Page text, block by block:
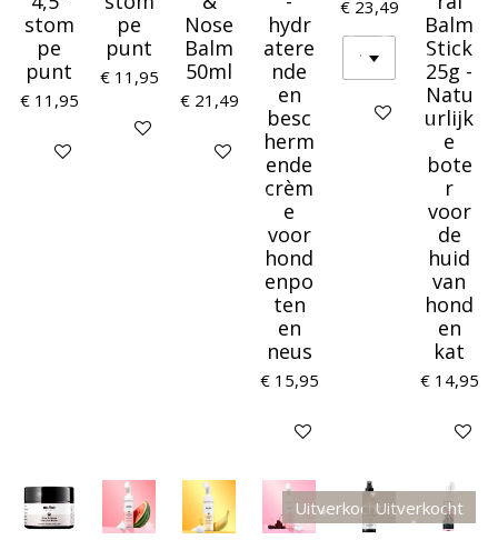
stom
pe
punt
€ 11,95
Houd mij op de hoogte
pe
punt
€ 11,95
In winkelwagen
Nose
Balm
50ml
€ 21,49
Houd mij op de hoogte
hydr
atere
nde
en
besc
herm
ende
crèm
e
voor
hond
enpo
ten
en
neus
€ 15,95
Houd mij op de hoogte
€ 23,49
Houd mij op de
Balm
Stick
25g -
Natu
urlijk
e
bote
r
voor
de
huid
van
hond
en
kat
€ 14,95
In
UitverkochtUitverkocht